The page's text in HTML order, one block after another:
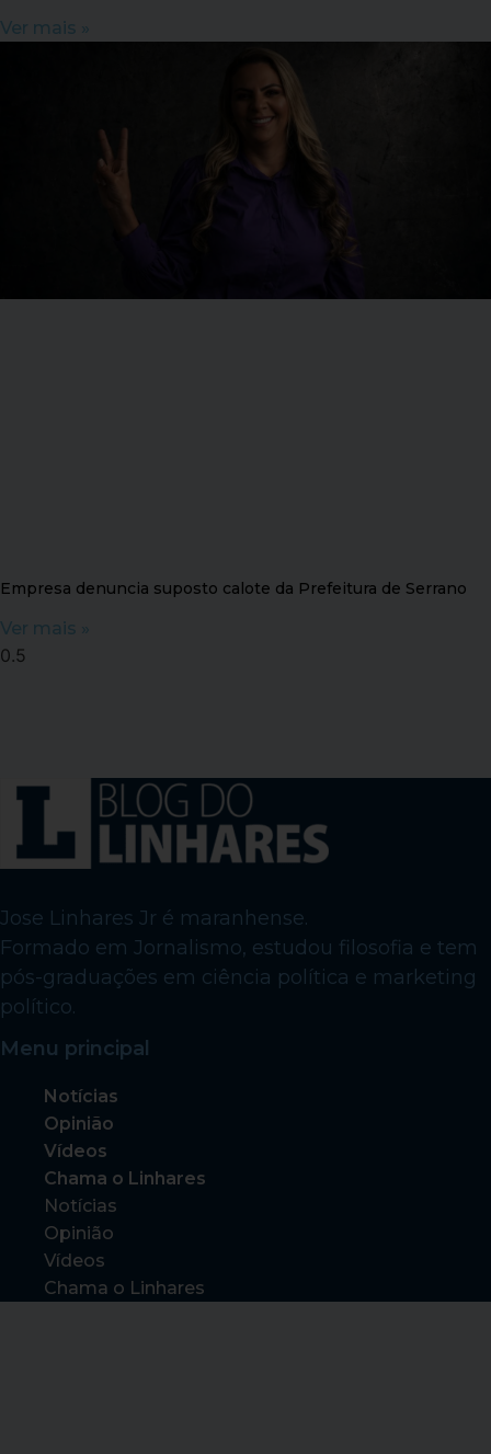
Ver mais »
Empresa denuncia suposto calote da Prefeitura de Serrano
Ver mais »
Jose Linhares Jr é maranhense.
Formado em Jornalismo, estudou filosofia e tem
pós-graduações em ciência política e marketing
político.
Menu principal
Notícias
Opinião
Vídeos
Chama o Linhares
Notícias
Opinião
Vídeos
Chama o Linhares